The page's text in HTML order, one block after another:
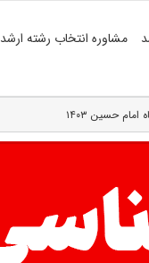
مشاوره انتخاب رشته ارشد
حسین ۱۴۰۳